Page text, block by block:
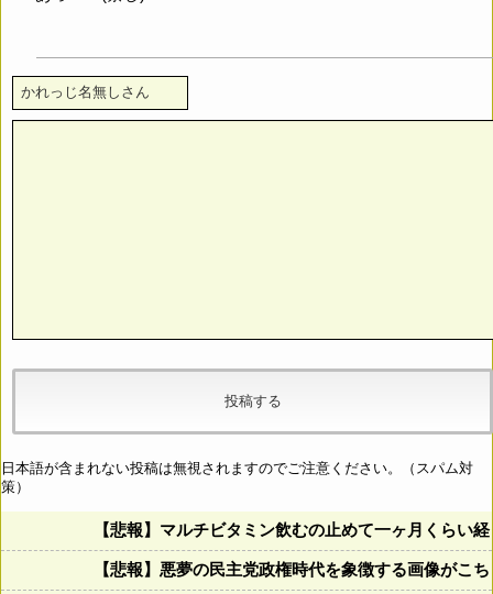
日本語が含まれない投稿は無視されますのでご注意ください。（スパム対
策）
【悲報】マルチビタミン飲むの止めて一ヶ月くらい
【悲報】悪夢の民主党政権時代を象徴する画像がこ